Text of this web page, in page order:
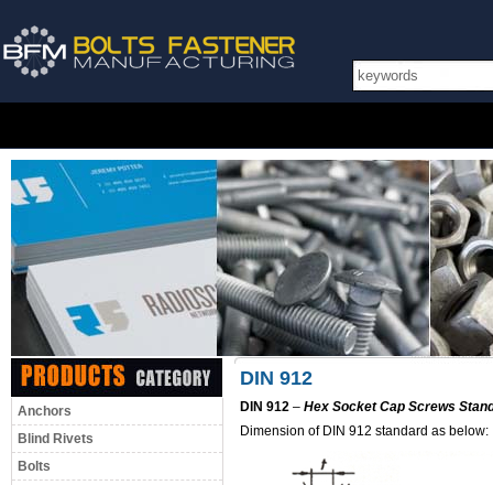
Anchors
Blind Rivets
Bolts
DIN 912
DIN 912 – Hex Socket Cap Screws
Dimension of DIN 912 standard as below: